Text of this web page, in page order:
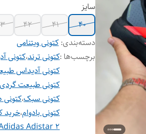
سایز
40
41
42
دسته‌بندی: کتونی ویتنامی
برچسب‌ها :کتونی ترند،کتونی
کتونی آدیداس
کتونی طبیعت گردی
کتونی سبک،
کتونی بادوام،خرید
Adistar 2